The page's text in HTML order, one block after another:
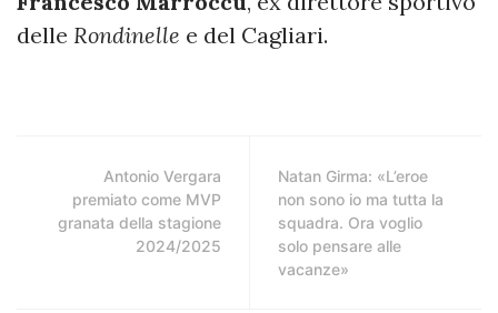
delle Rondinelle e del Cagliari.
Antonio Vergara
premiato come MVP
granata della stagione
2024/2025
Natan Girma: «L’eroe
non sono io ma tutta la
squadra. Ora voglio
solo pensare alle
vacanze»